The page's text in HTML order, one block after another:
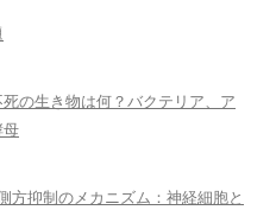
の生き物は何？バクテリア、ア
母
抑制のメカニズム：神経細胞と